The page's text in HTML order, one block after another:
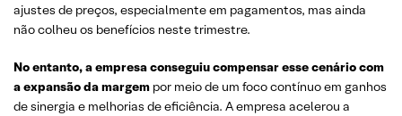
ajustes de preços, especialmente em pagamentos, mas ainda
não colheu os benefícios neste trimestre.
No entanto, a empresa conseguiu compensar esse cenário com
a expansão da margem por meio de um foco contínuo em ganhos
de sinergia e melhorias de eficiência. A empresa acelerou a